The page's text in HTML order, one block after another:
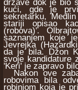
kući, gde je prvi
sekretarku,
stariji opisao
(robova)'.
saznanjem koje
Jevrejka
da je bila. Džon
svoje kandidature
'Keri' je zapravo
Nakon ove
robovima bila
robinjom koja je